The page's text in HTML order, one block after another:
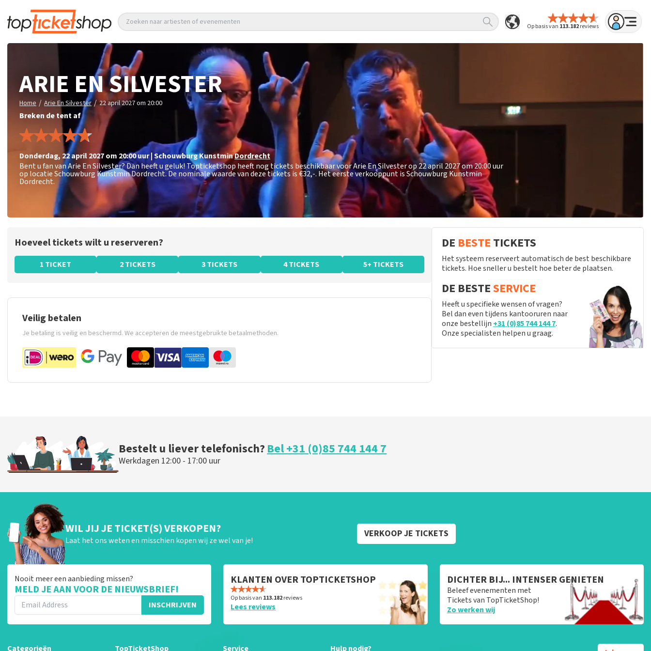
Op basis van 113.182reviews
Zoeken naar artiesten of evenementen
ARIE EN SILVESTER
Home / Arie En Silvester / 22 april 2027 om 20:00
Breken de tent af
donderdag, 22 april 2027 om 20:00uur|Schouwburg KunstminDordrecht
Bent u fan van Arie En Silvester? Dan heeft u geluk! Topticketshop heeft nog tickets beschikbaar voor Arie En Silvester op 22 april 2027 om 20:00 uur
op locatie Schouwburg Kunstmin Dordrecht. De nominale waarde van deze tickets is€32,-. Het eerste verkooppunt is Schouwburg Kunstmin
Dordrecht.
Hoeveel tickets wilt u reserveren?
1 TICKET 2 TICKETS 3 TICKETS 4 TICKETS 5+ TICKETS
Veilig betalen
Je betaling is veilig en beschermd. We accepteren de meestgebruikte betaalmethoden.
DE BESTE TICKETS
Het systeem reserveert automatisch de best beschikbare
tickets. Hoe sneller u bestelt hoe beter de plaatsen.
DE BESTESERVICE
Heeft u specifieke wensen of vragen?
Bel dan even tijdens kantooruren naar
onze bestellijn +31 (0)85 744 144 7.
Onze specialisten helpen u graag.
Bestelt u liever telefonisch?Bel +31 (0)85 744 144 7
Werkdagen 12:00 - 17:00 uur
WIL JIJ JE TICKET(S) VERKOPEN?
Laat het ons weten en misschien kopen wij ze wel van je!
VERKOOP JE TICKETS
Nooit meer een aanbieding missen?
MELD JE AAN VOOR DE NIEUWSBRIEF!
INSCHRIJVEN
KLANTEN OVER TOPTICKETSHOP
Op basis van 113.182reviews
Lees reviews
DICHTER BIJ... INTENSER GENIETEN
Beleef evenementen met
Tickets van TopTicketShop!
Zo werken wij
Categorieën TopTicketShop Service Hulp nodig?